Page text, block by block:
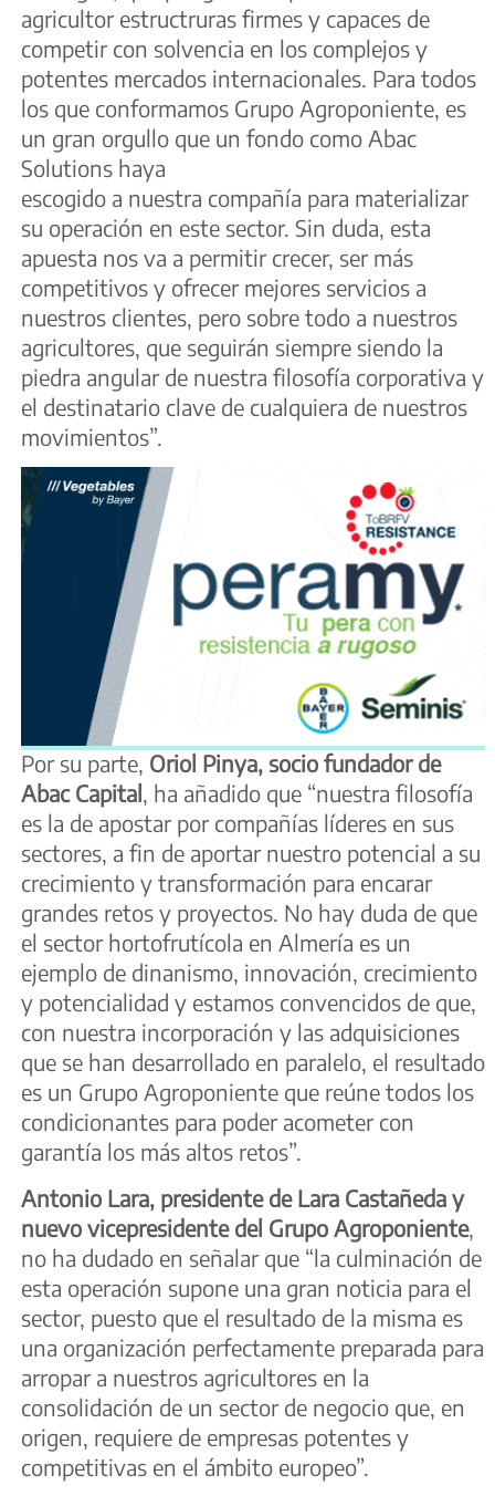
agricultor estructruras firmes y capaces de
competir con solvencia en los complejos y
potentes mercados internacionales. Para todos
los que conformamos Grupo Agroponiente, es
un gran orgullo que un fondo como Abac
Solutions haya
escogido a nuestra compañía para materializar
su operación en este sector. Sin duda, esta
apuesta nos va a permitir crecer, ser más
competitivos y ofrecer mejores servicios a
nuestros clientes, pero sobre todo a nuestros
agricultores, que seguirán siempre siendo la
piedra angular de nuestra filosofía corporativa y
el destinatario clave de cualquiera de nuestros
movimientos”.
Por su parte, Oriol Pinya, socio fundador de
Abac Capital, ha añadido que “nuestra filosofía
es la de apostar por compañías líderes en sus
sectores, a fin de aportar nuestro potencial a su
crecimiento y transformación para encarar
grandes retos y proyectos. No hay duda de que
el sector hortofrutícola en Almería es un
ejemplo de dinanismo, innovación, crecimiento
y potencialidad y estamos convencidos de que,
con nuestra incorporación y las adquisiciones
que se han desarrollado en paralelo, el resultado
es un Grupo Agroponiente que reúne todos los
condicionantes para poder acometer con
garantía los más altos retos”.
Antonio Lara, presidente de Lara Castañeda y
nuevo vicepresidente del Grupo Agroponiente,
no ha dudado en señalar que “la culminación de
esta operación supone una gran noticia para el
sector, puesto que el resultado de la misma es
una organización perfectamente preparada para
arropar a nuestros agricultores en la
consolidación de un sector de negocio que, en
origen, requiere de empresas potentes y
competitivas en el ámbito europeo”.